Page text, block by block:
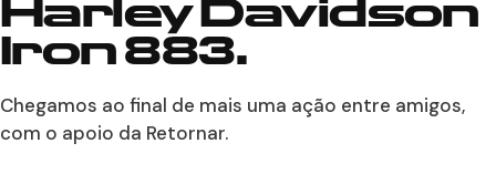
Harley Davidson
Iron 883.
Chegamos ao final de mais uma ação entre amigos,
com o apoio da Retornar.